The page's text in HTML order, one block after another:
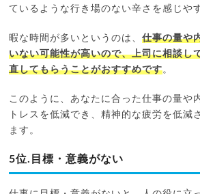
ているような行き場のない辛さを感じや
暇な時間が多いというのは、 仕事の量や
いない可能性が高いので、上司に相談し
直してもらうことがおすすめです。
このように、あなたに合った仕事の量や
トレスを低減でき、精神的な疲労を低減
ます。
5位.目標・意義がない